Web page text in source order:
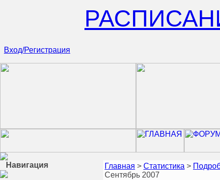
Вход/Регистрация
Навигация Главная > Статистика >
Сентябрь 2007